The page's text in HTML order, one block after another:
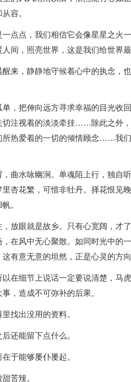
容。
点点，我们相信它会像星星之火
间，照亮世界，这是我们给世界最
来，静静地守候着心中的执念，
，把伸向远方寻求幸福的目光收
切注视着的淡淡牵挂……除此之外
所热爱着的一切的倾情顾念……我
曲水咏幽涧。单魂陌上行，独自
杏花繁，可惜非牡丹。择花恨见
。
放眼就是故乡。只有心宽阔，才
在风中无心聚散。如同时光中的
有意无意的坦然，正是心灵的方向
在细节上说话一定要说清楚，马
，造成不可弥补的后果。
找出没用的资料。
还能留下点什么。
于能够屡仆屡起。
苦辣。